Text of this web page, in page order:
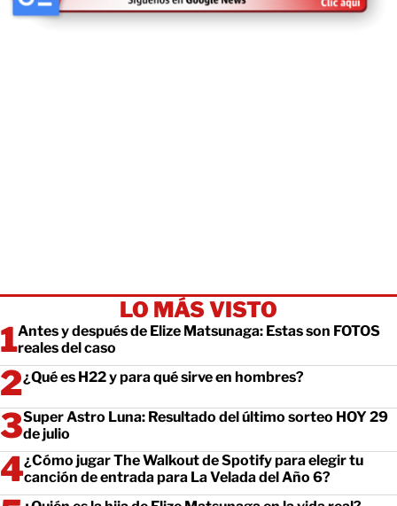
LO MÁS VISTO
Antes y después de Elize Matsunaga: Estas son FOTOS
reales del caso
¿Qué es H22 y para qué sirve en hombres?
Super Astro Luna: Resultado del último sorteo HOY 29
de julio
¿Cómo jugar The Walkout de Spotify para elegir tu
canción de entrada para La Velada del Año 6?